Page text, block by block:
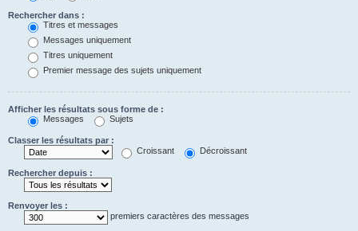
Rechercher dans :
Titres et messages
Messages uniquement
Titres uniquement
Premier message des sujets uniquement
Afficher les résultats sous forme de :
Messages
Sujets
Classer les résultats par :
Croissant
Décroissant
Rechercher depuis :
Renvoyer les :
premiers caractères des messages